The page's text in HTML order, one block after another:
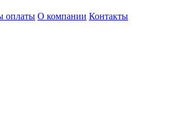
оплаты О компании Контакты